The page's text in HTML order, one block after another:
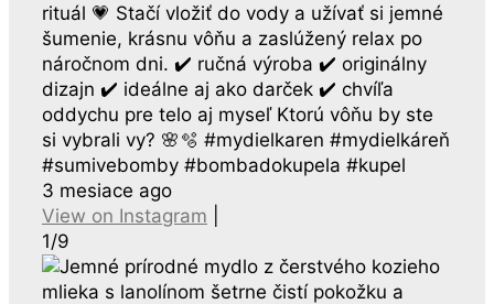
rituál 💗 Stačí vložiť do vody a užívať si jemné
šumenie, krásnu vôňu a zaslúžený relax po
náročnom dni. ✔️ ručná výroba ✔️ originálny
dizajn ✔️ ideálne aj ako darček ✔️ chvíľa
oddychu pre telo aj myseľ Ktorú vôňu by ste
si vybrali vy? 🌸🫧 #mydielkaren #mydielkáreň
#sumivebomby #bombadokupela #kupel
3 mesiace ago
View on Instagram
1/9